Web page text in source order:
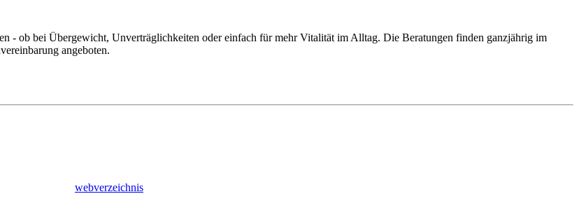
- ob bei Übergewicht, Unverträglichkeiten oder einfach für mehr Vitalität im Alltag. Die Beratungen finden ganzjährig im
angeboten.
webverzeichnis